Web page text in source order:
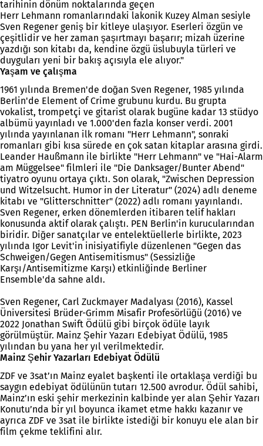
tarihinin dönüm noktalarında geçen
Herr Lehmann romanlarındaki lakonik Kuzey Alman sesiyle
Sven Regener geniş bir kitleye ulaşıyor. Eserleri özgün ve
çeşitlidir ve her zaman şaşırtmayı başarır; mizah üzerine
yazdığı son kitabı da, kendine özgü üslubuyla türleri ve
duyguları yeni bir bakış açısıyla ele alıyor."
Yaşam ve çalışma
1961 yılında Bremen'de doğan Sven Regener, 1985 yılında
Berlin'de Element of Crime grubunu kurdu. Bu grupta
vokalist, trompetçi ve gitarist olarak bugüne kadar 13 stüdyo
albümü yayınladı ve 1.000'den fazla konser verdi. 2001
yılında yayınlanan ilk romanı "Herr Lehmann", sonraki
romanları gibi kısa sürede en çok satan kitaplar arasına girdi.
Leander Haußmann ile birlikte "Herr Lehmann" ve "Hai-Alarm
am Müggelsee" filmleri ile "Die Danksager/Bunter Abend"
tiyatro oyunu ortaya çıktı. Son olarak, "Zwischen Depression
und Witzelsucht. Humor in der Literatur" (2024) adlı deneme
kitabı ve "Glitterschnitter" (2022) adlı romanı yayınlandı.
Sven Regener, erken dönemlerden itibaren telif hakları
konusunda aktif olarak çalıştı. PEN Berlin'in kurucularından
biridir. Diğer sanatçılar ve entelektüellerle birlikte, 2023
yılında Igor Levit'in inisiyatifiyle düzenlenen "Gegen das
Schweigen/Gegen Antisemitismus" (Sessizliğe
Karşı/Antisemitizme Karşı) etkinliğinde Berliner
Ensemble'da sahne aldı.
Sven Regener, Carl Zuckmayer Madalyası (2016), Kassel
Üniversitesi Brüder-Grimm Misafir Profesörlüğü (2016) ve
2022 Jonathan Swift Ödülü gibi birçok ödüle layık
görülmüştür. Mainz Şehir Yazarı Edebiyat Ödülü, 1985
yılından bu yana her yıl verilmektedir.
Mainz Şehir Yazarları Edebiyat Ödülü
ZDF ve 3sat’ın Mainz eyalet başkenti ile ortaklaşa verdiği bu
saygın edebiyat ödülünün tutarı 12.500 avrodur. Ödül sahibi,
Mainz’ın eski şehir merkezinin kalbinde yer alan Şehir Yazarı
Konutu’nda bir yıl boyunca ikamet etme hakkı kazanır ve
ayrıca ZDF ve 3sat ile birlikte istediği bir konuyu ele alan bir
film çekme teklifini alır.